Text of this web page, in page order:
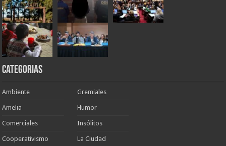
Categorias
Ambiente
Amelia
Comerciales
Cooperativismo
Gremiales
Humor
Insólitos
La Ciudad